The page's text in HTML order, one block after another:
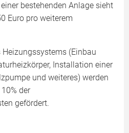
einer bestehenden Anlage sieht
Euro pro weiterem
Heizungssystems (Einbau
Installation einer
und weiteres) werden
der
gefördert.